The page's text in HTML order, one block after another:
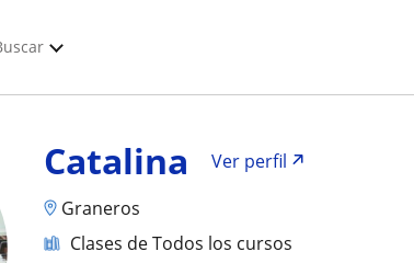
Catalina
Ver perfil
Graneros
Clases de Todos los cursos